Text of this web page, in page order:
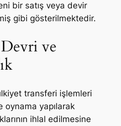
bir satış veya devir
gibi gösterilmektedir.
ve
transferi işlemleri
oynama yapılarak
ihlal edilmesine